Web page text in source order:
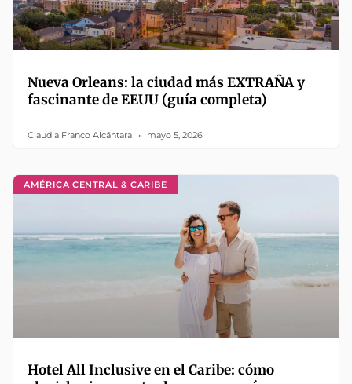
Nueva Orleans: la ciudad más EXTRAÑA y
fascinante de EEUU (guía completa)
Claudia Franco Alcántara mayo 5, 2026
AMÉRICA CENTRAL & CARIBE
Hotel All Inclusive en el Caribe: cómo